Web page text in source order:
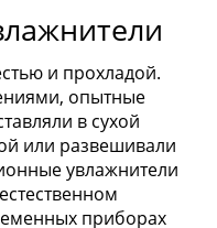
и прохладой.
опытные
в сухой
или развешивали
увлажнители
приборах